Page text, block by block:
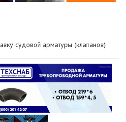
судовой арматуры (клапанов)